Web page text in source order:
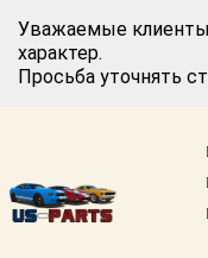
Уважаемые
характер.
Просьба уточнять
Авторизация
американских
автомобилей